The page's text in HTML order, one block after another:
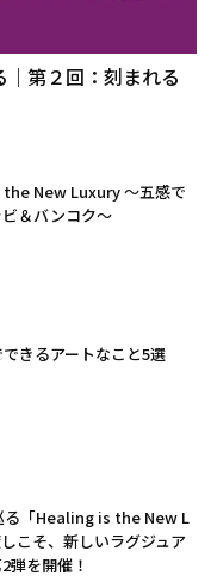
第２回：刻まれる
New Luxury ～五感で
＆バンコク～
きるアートなこと5選
る「Healing is the New L
こそ、新しいラグジュア
弾を開催！